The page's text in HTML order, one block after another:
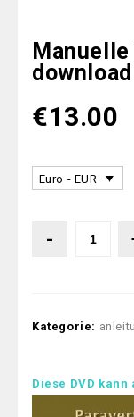
download
€13.00
Euro - EUR
Kategorie:
Diese DVD